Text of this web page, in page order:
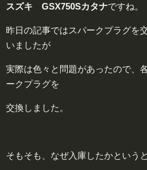
スズキ GSX750Sカタナですね。
昨日の記事ではスパークプラグを
いましたが
実際は色々と問題があったので、
ークプラグを
交換しました。
そもそも、なぜ入庫したかというと